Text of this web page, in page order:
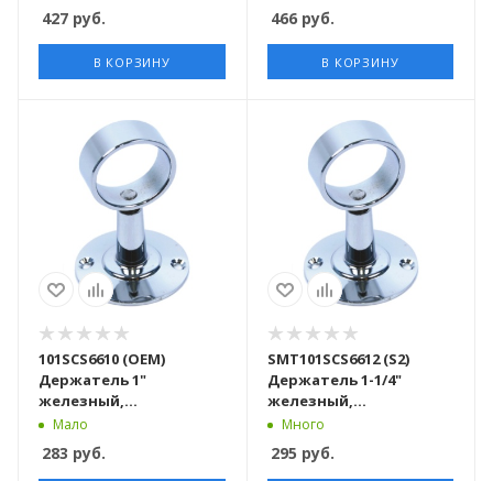
427 руб.
В КОРЗИНУ
466руб.
В КОРЗИНУ
101SCS6610 (OEM)
Держатель 1"
железный,
хромированный 100
шт/кор
Мало
283 руб.
SMT101SCS6612 (S2)
Держатель 1-1/4"
железный,
хромированный 100
шт/кор
Много
295 руб.